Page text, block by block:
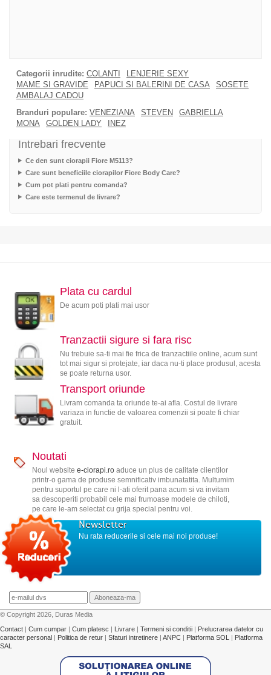
Categorii inrudite: COLANTI
LENJERIE SEXY
MAME SI GRAVIDE
PAPUCI SI BALERINI DE CASA
SOSETE
AMBALAJ CADOU
Branduri populare: VENEZIANA STEVEN
GABRIELLA
MONA
GOLDEN LADY INEZ
Intrebari frecvente
Ce den sunt ciorapii Fiore M5113?
Care sunt beneficiile ciorapilor Fiore Body Care?
Cum pot plati pentru comanda?
Care este termenul de livrare?
Plata cu cardul
De acum poti plati mai usor
Tranzactii sigure si fara risc
Nu trebuie sa-ti mai fie frica de tranzactiile online, acum sunt
tot mai sigur si protejate, iar daca nu-ti place produsul, acesta
se poate returna usor.
Transport oriunde
Livram comanda ta oriunde te-ai afla. Costul de livrare
variaza in functie de valoarea comenzii si poate fi chiar
gratuit.
Noutati
Noul website e-ciorapi.roaduce un plus de calitate clientilor
printr-o gama de produse semnificativ imbunatatita. Multumim
pentru suportul pe care ni l-ati oferit pana acum si va invitam
sa descoperiti probabil cele mai frumoase modele de chiloti,
pe care le-am selectat cu grija special pentru voi.
Newsletter
Nu rata reducerile si cele mai noi produse!
© Copyright 2026, Duras Media
Contact
Cum cumpar Cum platesc Livrare Termeni si conditii
Prelucrarea datelor cu
caracter personal
Politica de retur Sfaturi intretinere ANPC Platforma SOL
Platforma
SAL